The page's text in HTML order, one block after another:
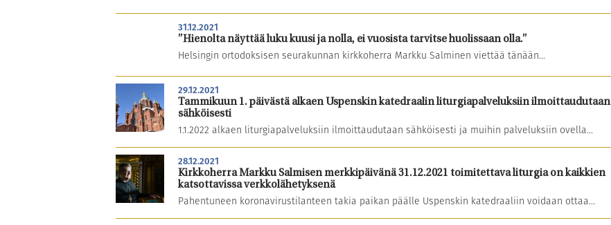
31.12.2021
”Hienolta näyttää luku kuusi ja nolla, ei vuosista tarvitse huolissaan olla.”
Helsingin ortodoksisen seurakunnan kirkkoherra Markku Salminen viettää tänään...
29.12.2021
Tammikuun 1. päivästä alkaen Uspenskin katedraalin liturgiapalveluksiin ilmoittaudutaan
sähköisesti
1.1.2022 alkaen liturgiapalveluksiin ilmoittaudutaan sähköisesti ja muihin palveluksiin ovella...
28.12.2021
Kirkkoherra Markku Salmisen merkkipäivänä 31.12.2021 toimitettava liturgia on kaikkien
katsottavissa verkkolähetyksenä
Pahentuneen koronavirustilanteen takia paikan päälle Uspenskin katedraaliin voidaan ottaa...